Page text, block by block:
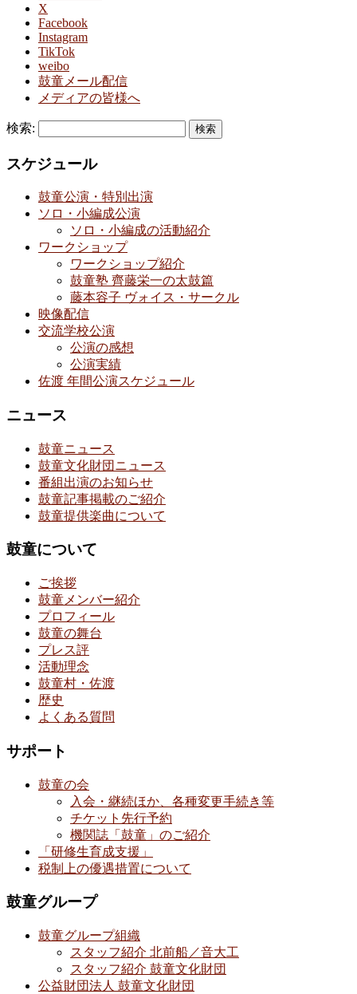
X
Facebook
Instagram
TikTok
weibo
鼓童メール配信
メディアの皆様へ
検索:
スケジュール
鼓童公演・特別出演
ソロ・小編成公演
ソロ・小編成の活動紹介
ワークショップ
ワークショップ紹介
鼓童塾 齊藤栄一の太鼓篇
藤本容子 ヴォイス・サークル
映像配信
交流学校公演
公演の感想
公演実績
佐渡 年間公演スケジュール
ニュース
鼓童ニュース
鼓童文化財団ニュース
番組出演のお知らせ
鼓童記事掲載のご紹介
鼓童提供楽曲について
鼓童について
ご挨拶
鼓童メンバー紹介
プロフィール
鼓童の舞台
プレス評
活動理念
鼓童村・佐渡
歴史
よくある質問
サポート
鼓童の会
入会・継続ほか、各種変更手続き等
チケット先行予約
機関誌「鼓童」のご紹介
「研修生育成支援」
税制上の優遇措置について
鼓童グループ
鼓童グループ組織
スタッフ紹介 北前船／音大工
スタッフ紹介 鼓童文化財団
公益財団法人 鼓童文化財団